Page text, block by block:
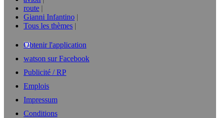
route
Gianni Infantino
Tous les thèmes
Obtenir l'application
watson sur Facebook
Publicité / RP
Emplois
Impressum
Conditions